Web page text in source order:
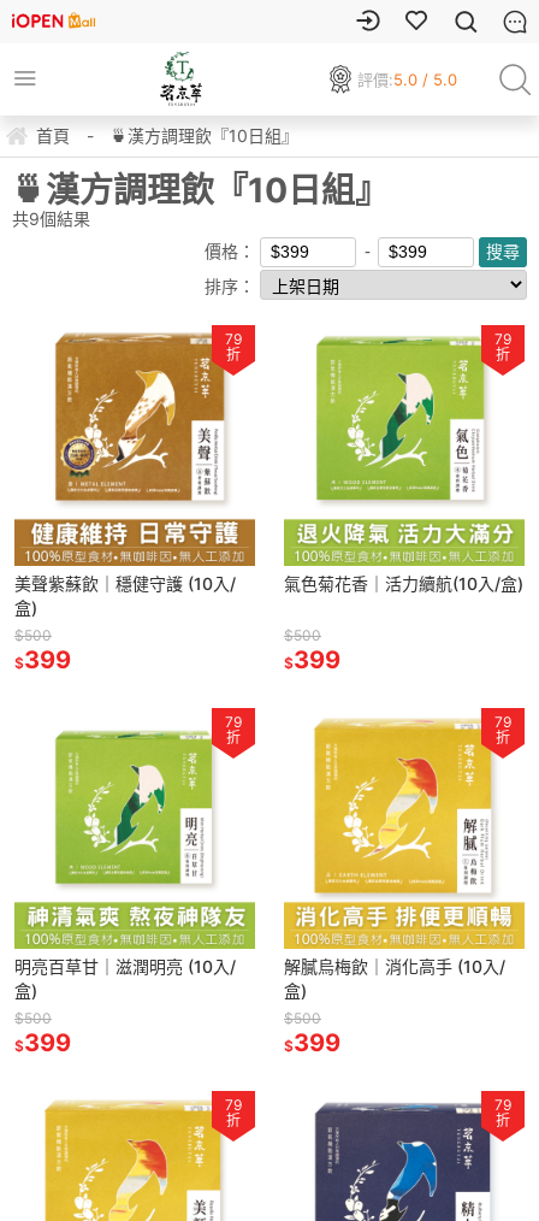
評價:5.0 / 5.0
首頁 - 🍵漢方調理飲『10日組』
🍵漢方調理飲『10日組』
共9個結果
價格：
排序：
79
折
美聲紫蘇飲｜穩健守護 (10入/
盒)
$500
$399
79
折
氣色菊花香｜活力續航(10入/盒)
$500
$399
79
折
明亮百草甘｜滋潤明亮 (10入/
盒)
$500
$399
79
折
解膩烏梅飲｜消化高手 (10入/
盒)
$500
$399
79
折
79
折